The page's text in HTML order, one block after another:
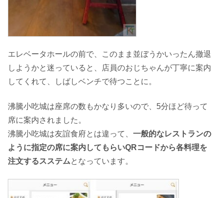
エレベータホールの前で、このまま並ぼうかいったん撤退
しようかと迷っていると、店員のおじちゃんが丁寧に案内
してくれて、しばしベンチで待つことに。
沸騰小吃城は座席の数もかなり多いので、5分ほど待って
席に案内されました。
沸騰小吃城は友誼食府とは違って、 一般的なレストランの
ように指定の席に案内してもらいQRコードから各料理を
注文するスステムとなっています。